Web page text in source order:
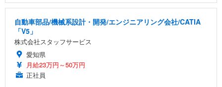
自動車部品/機械系設計・開発/エンジニアリング会社/CATIA
「V5」
株式会社スタッフサービス
愛知県
月給23万円～50万円
正社員